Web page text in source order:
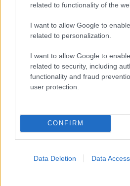
related to functionality of the
I want to allow Google to
related to personalization.
I want to allow Google to
related to security, including
functionality and fraud
user protection.
CONFIRM
Data Deletion Data Access
Καντιντίαση: Τροφές που την